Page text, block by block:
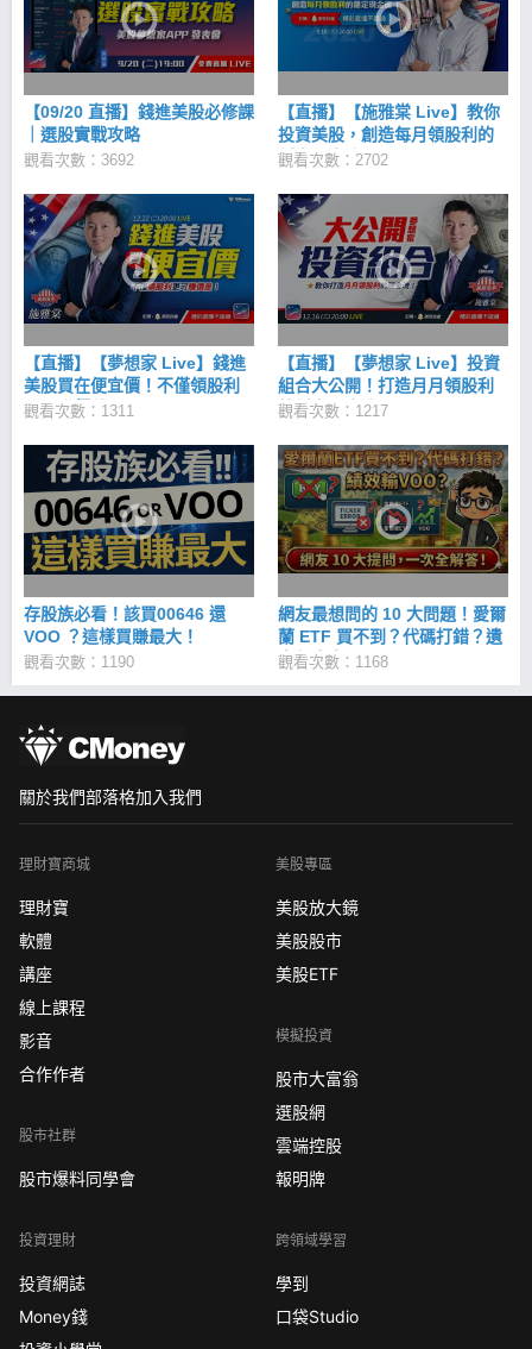
【09/20 直播】錢進美股必修課
｜選股實戰攻略
觀看次數：3692
【直播】【施雅棠 Live】教你
投資美股，創造每月領股利的
穩定現金流
觀看次數：2702
【直播】【夢想家 Live】錢進
美股買在便宜價！不僅領股利
更可賺價差！
觀看次數：1311
【直播】【夢想家 Live】投資
組合大公開！打造月月領股利
的穩定現金流！
觀看次數：1217
存股族必看！該買00646 還
VOO ？這樣買賺最大！
觀看次數：1190
網友最想問的 10 大問題！愛爾
蘭 ETF 買不到？代碼打錯？遺
產怎麼處理？
觀看次數：1168
關於我們部落格加入我們
理財寶商城
理財寶
軟體
講座
線上課程
影音
合作作者
股市社群
股市爆料同學會
投資理財
投資網誌
Money錢
美股專區
美股放大鏡
美股股市
美股ETF
模擬投資
股市大富翁
選股網
雲端控股
報明牌
跨領域學習
學到
口袋Studio